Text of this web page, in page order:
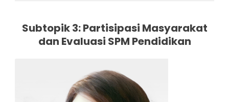
Subtopik 3: Partisipasi Masyarakat
dan Evaluasi SPM Pendidikan